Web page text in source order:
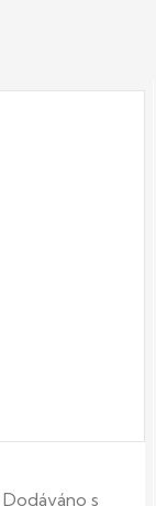
Dodáváno s